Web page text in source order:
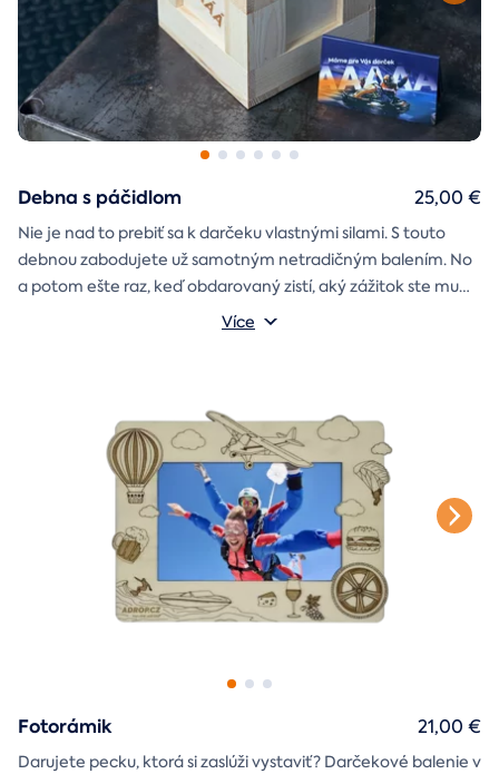
Debna s páčidlom
Nie je nad to prebiť sa k darčeku vlastnými silami. S touto
debnou zabodujete už samotným netradičným balením. No
a potom ešte raz, keď obdarovaný zistí, aký zážitok ste mu
darčekovú skladačku
Vonkajšie rozmery: 20 × 20 × 20 cm
Více
25,00 €
Fotorámik
Darujete pecku, ktorá si zaslúži vystaviť? Darčekové balenie v
21,00 €